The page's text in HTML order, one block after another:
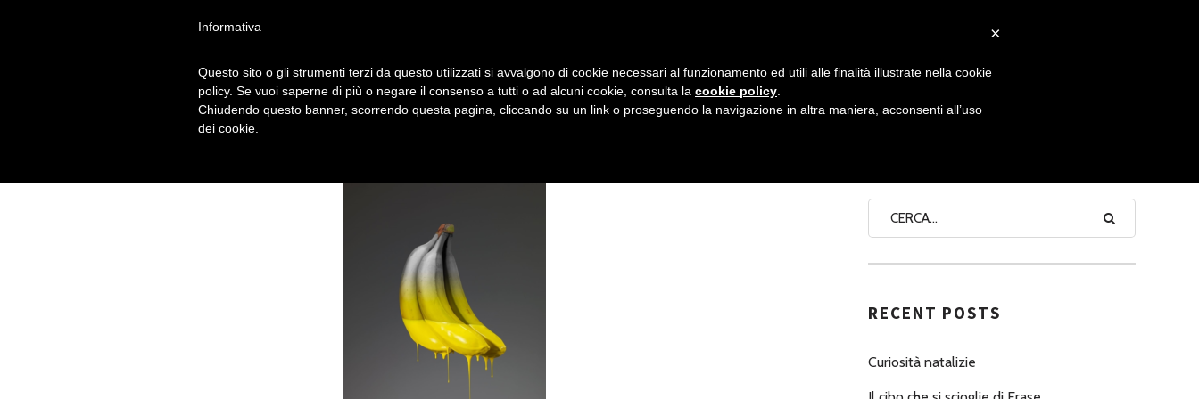
A
V
G
O
N
E
NONNO PASTICCIERE
RECENT POSTS
Curiosità natalizie
×
Informativa
Questo sito o gli strumenti terzi da questo utilizzati si avvalgono di cookie necessari al funzionamento ed utili alle finalità illustrate nella cookie
policy. Se vuoi saperne di più o negare il consenso a tutti o ad alcuni cookie, consulta la cookie policy
Chiudendo questo banner, scorrendo questa pagina, cliccando su un link o proseguendo la navigazione in altra maniera, acconsenti all’uso
dei cookie.